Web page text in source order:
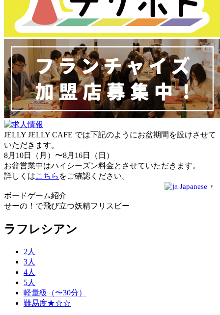
JELLY JELLY CAFE では下記のようにお盆期間を設けさせて
いただきます。
8月10日（月）〜8月16日（日）
お盆営業中はハイシーズン料金とさせていただきます。
詳しくはこちら をご確認ください。
Japanese ▼
ボードゲーム紹介
せーの！で飛び立つ妖精フリスビー
ラフレシアン
2人
3人
4人
5人
軽量級（〜30分）
難易度★☆☆